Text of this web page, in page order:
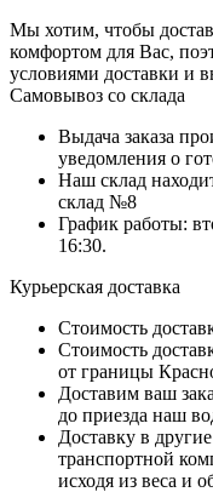
Мы хотим, чтобы
комфортом для Вас,
условиями доставки и
Самовывоз со склада
Выдача заказа
уведомления о
Наш склад
склад №8
График работы:
16:30.
Курьерская доставка
Стоимость
Стоимость
от границы
Доставим ваш
до приезда наш
Доставку в
транспортной
исходя из веса и